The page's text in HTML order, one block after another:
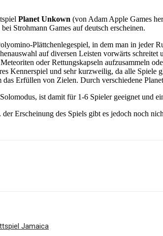
Planet Unkown (von Adam Apple Games
Strohmann Games auf deutsch erscheinen.
Plättchenlegespiel, in dem man in jeder
auf diversen Leisten vorwärts
oder Rettungskapseln aufzusammeln
Kennerspiel und sehr kurzweilig, da alle
Erfüllen von Zielen. Durch verschiedene
ist damit für 1-6 Spieler geeignet und
Erscheinung des Spiels gibt es jedoch noch
Jamaica